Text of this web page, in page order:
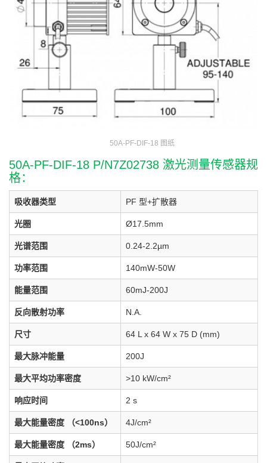
50A-PF-DIF-18 图纸
50A-PF-DIF-18 P/N7Z02738 激光测量传感器规
格：
吸收器类型 PF 型+扩散器
光圈 Ø17.5mm
光谱范围 0.24-2.2µm
功率范围 140mW-50W
能量范围 60mJ-200J
反向散射功率 N.A.
尺寸 64 L x 64 W x 75 D (mm)
最大脉冲能量 200J
最大平均功率密度 >10 kW/cm²
响应时间 2 s
最大能量密度 （<100ns） 4J/cm²
最大能量密度 （2ms） 50J/cm²